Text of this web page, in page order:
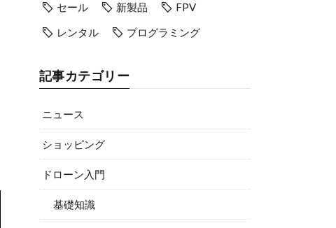
セール 新製品
FPV
レンタル
プログラミング
記事カテゴリー
ニュース
ショッピング
ドローン入門
基礎知識